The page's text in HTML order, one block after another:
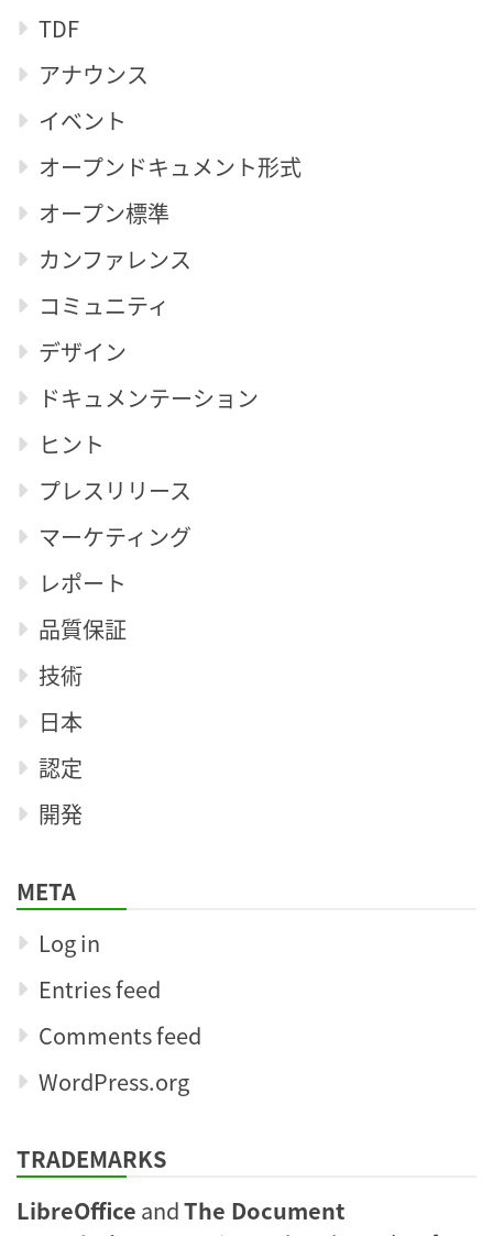
TDF
アナウンス
イベント
オープンドキュメント形式
オープン標準
カンファレンス
コミュニティ
デザイン
ドキュメンテーション
ヒント
プレスリリース
マーケティング
レポート
品質保証
技術
日本
認定
開発
META
Log in
Entries feed
Comments feed
WordPress.org
TRADEMARKS
LibreOffice andThe Document